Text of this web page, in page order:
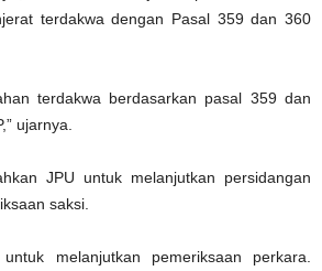
terdakwa dengan Pasal 359 dan 360
terdakwa berdasarkan pasal 359 dan
ujarnya.
JPU untuk melanjutkan persidangan
saksi.
melanjutkan pemeriksaan perkara.